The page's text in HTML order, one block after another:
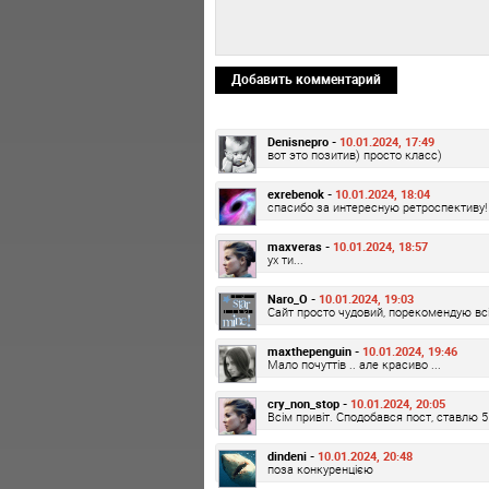
Добавить комментарий
Denisnepro - 10.01.2024, 17:49
вот это позитив) просто класс)
exrebenok - 10.01.2024, 18:04
спасибо за интересную ретроспективу!
maxveras - 10.01.2024, 18:57
ух ти...
Naro_O - 10.01.2024, 19:03
Сайт просто чудовий, порекомендую
maxthepenguin - 10.01.2024, 19:46
Мало почуттів .. але красиво ...
cry_non_stop - 10.01.2024, 20:05
Всім привіт. Сподобався пост, ставлю 5
dindeni - 10.01.2024, 20:48
поза конкуренцією